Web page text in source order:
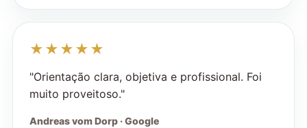
★★★★★
"Orientação clara, objetiva e profissional. Foi
muito proveitoso."
Andreas vom Dorp · Google